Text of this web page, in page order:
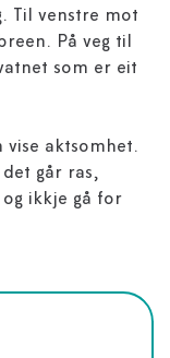
Til venstre mot
På veg til
som er eit
aktsomhet.
går ras,
ikkje gå for